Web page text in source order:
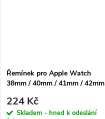
Řemínek pro Apple Watch
38mm / 40mm / 41mm / 42mm
224 Kč
Skladem - hned k odeslání